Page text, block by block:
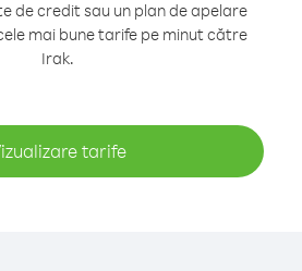
de credit sau un plan de apelare
mai bune tarife pe minut către
Irak.
tarife